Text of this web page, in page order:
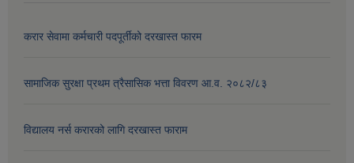
करार सेवामा कर्मचारी पदपूर्तीको दरखास्त फारम
सामाजिक सुरक्षा प्रथम त्रैसासिक भत्ता विवरण आ.व. २०८२/८३
विद्यालय नर्स करारको लागि दरखास्त फाराम